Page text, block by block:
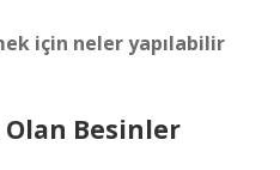
için neler yapılabilir
Besinler